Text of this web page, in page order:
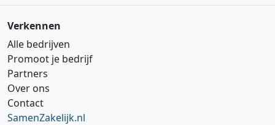
Verkennen
Alle bedrijven
Promoot je bedrijf
Partners
Over ons
Contact
SamenZakelijk.nl